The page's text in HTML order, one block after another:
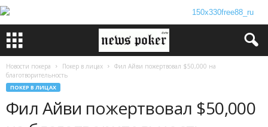
Новости покера Покер в лицах
Фил Айви пожертвовал $50,000 на
благотворительность
ПОКЕР В ЛИЦАХ
Фил Айви пожертвовал $50,000